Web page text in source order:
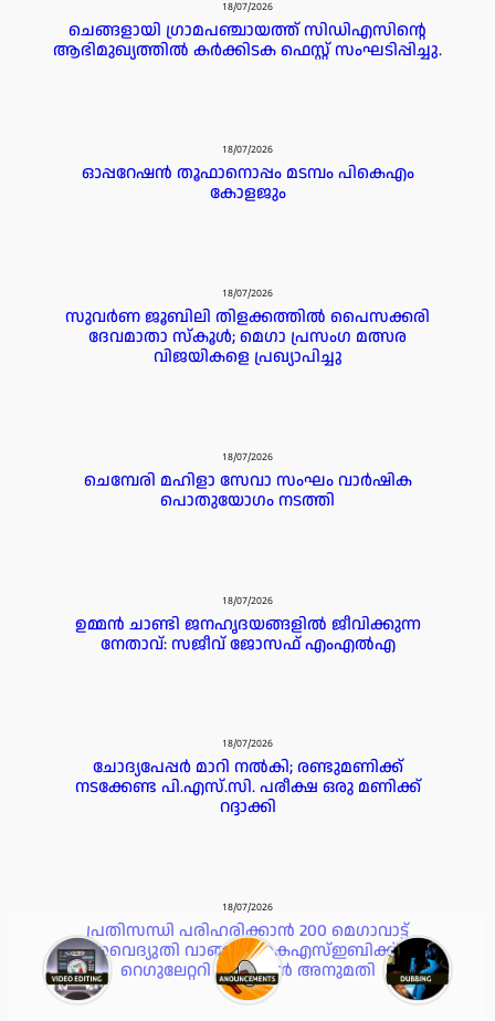
18/07/2026
ചെങ്ങളായി ഗ്രാമപഞ്ചായത്ത് സിഡിഎസിന്റെ
ആഭിമുഖ്യത്തിൽ കർക്കിടക ഫെസ്റ്റ് സംഘടിപ്പിച്ചു.
18/07/2026
ഓപ്പറേഷൻ തൂഫാനൊപ്പം മടമ്പം പികെഎം
കോളജും
18/07/2026
സുവർണ ജൂബിലി തിളക്കത്തിൽ പൈസക്കരി
ദേവമാതാ സ്കൂൾ; മെഗാ പ്രസംഗ മത്സര
വിജയികളെ പ്രഖ്യാപിച്ചു
18/07/2026
ചെമ്പേരി മഹിളാ സേവാ സംഘം വാർഷിക
പൊതുയോഗം നടത്തി
18/07/2026
ഉമ്മൻ ചാണ്ടി ജനഹൃദയങ്ങളിൽ ജീവിക്കുന്ന
നേതാവ്: സജീവ് ജോസഫ് എംഎൽഎ
18/07/2026
ചോദ്യപേപ്പർ മാറി നൽകി; രണ്ടുമണിക്ക്
നടക്കേണ്ട പി.എസ്.സി. പരീക്ഷ ഒരു മണിക്ക്
റദ്ദാക്കി
18/07/2026
പ്രതിസന്ധി പരിഹരിക്കാൻ 200 മെഗാവാട്ട്
വൈദ്യുതി വാങ്ങാൻ കെഎസ്ഇബിക്ക്
റെഗുലേറ്ററി കമ്മീഷൻ അനുമതി